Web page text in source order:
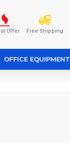
Offer Free Shipping
OFFICE EQUIPMENT